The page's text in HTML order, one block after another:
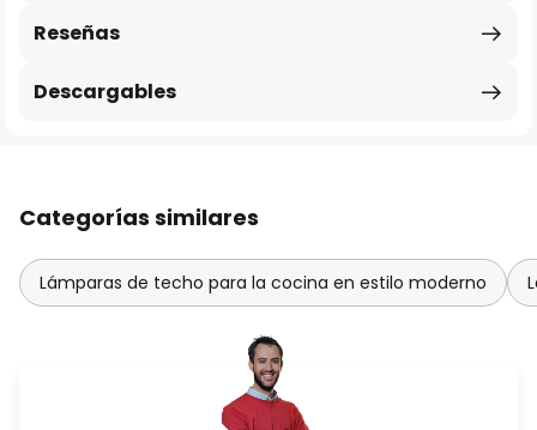
Reseñas
Descargables
Categorías similares
Lámparas de techo para la cocina en estilo moderno